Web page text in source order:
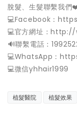
脫髮、生髮聯繫我們
💻Facebook：
💻官方網址：
️🔊聯繫電話：
💻WhatsApp：
💻微信yhhair1999
植髮醫院 植髮效果